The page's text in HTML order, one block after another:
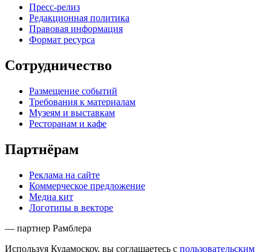
Пресс-релиз
Редакционная политика
Правовая информация
Формат ресурса
Сотрудничество
Размещение событий
Требования к материалам
Музеям и выставкам
Ресторанам и кафе
Партнёрам
Реклама на сайте
Коммерческое предложение
Медиа кит
Логотипы в векторе
— партнер Рамблера
Используя Кудамоскоу, вы соглашаетесь с пользовательским